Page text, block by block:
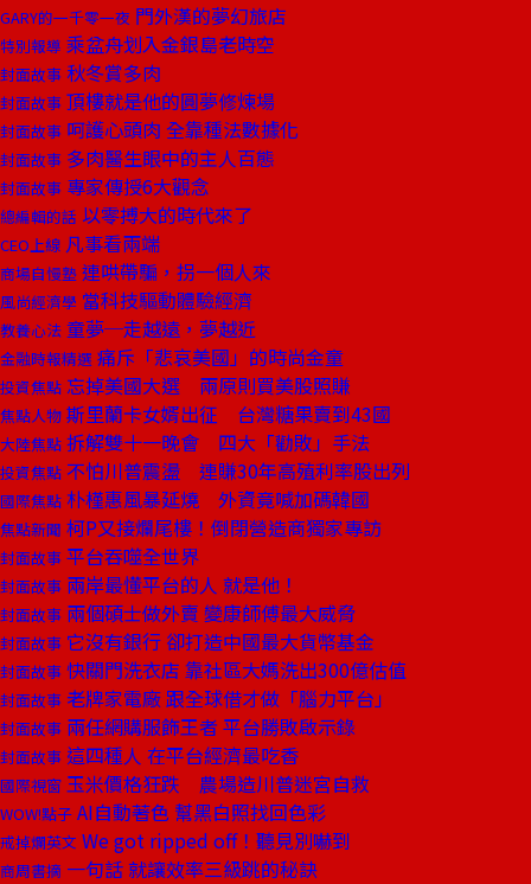
GARY的一千零一夜 門外漢的夢幻旅店
特別報導 乘盆舟划入金銀島老時空
封面故事 秋冬賞多肉
封面故事 頂樓就是他的圓夢修煉場
封面故事 呵護心頭肉 全靠種法數據化
封面故事 多肉醫生眼中的主人百態
封面故事 專家傳授6大觀念
總編輯的話 以零搏大的時代來了
CEO上線 凡事看兩端
商場自慢塾 連哄帶騙，拐一個人來
風尚經濟學 當科技驅動體驗經濟
教養心法 童夢─走越遠，夢越近
金融時報精選 痛斥「悲哀美國」的時尚金童
投資焦點 忘掉美國大選 兩原則買美股照賺
焦點人物 斯里蘭卡女婿出征 台灣糖果賣到43國
大陸焦點 拆解雙十一晚會 四大「勸敗」手法
投資焦點 不怕川普震盪 連賺30年高殖利率股出列
國際焦點 朴槿惠風暴延燒 外資竟喊加碼韓國
焦點新聞 柯P又接爛尾樓！倒閉營造商獨家專訪
封面故事 平台吞噬全世界
封面故事 兩岸最懂平台的人 就是他！
封面故事 兩個碩士做外賣 變康師傅最大威脅
封面故事 它沒有銀行 卻打造中國最大貨幣基金
封面故事 快關門洗衣店 靠社區大媽洗出300億估值
封面故事 老牌家電廠 跟全球借才做「腦力平台」
封面故事 兩任網購服飾王者 平台勝敗啟示錄
封面故事 這四種人 在平台經濟最吃香
國際視窗 玉米價格狂跌 農場造川普迷宮自救
WOW!點子 AI自動著色 幫黑白照找回色彩
戒掉爛英文 We got ripped off！聽見別嚇到
商周書摘 一句話 就讓效率三級跳的秘訣